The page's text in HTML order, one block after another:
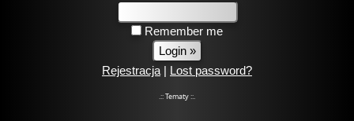
Remember me
Rejestracja | Lost password?
.:: Tematy ::.